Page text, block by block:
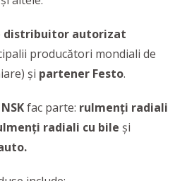
distribuitor autorizat
producători mondiali de
și partener Festo.
NSKfac parte: rulmenți radiali
radiali cu bile şi